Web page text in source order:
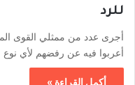
للرد
أجرى عدد من ممثلي القوى
أعربوا فيه عن رفضهم لأي
أكمل القراءة »